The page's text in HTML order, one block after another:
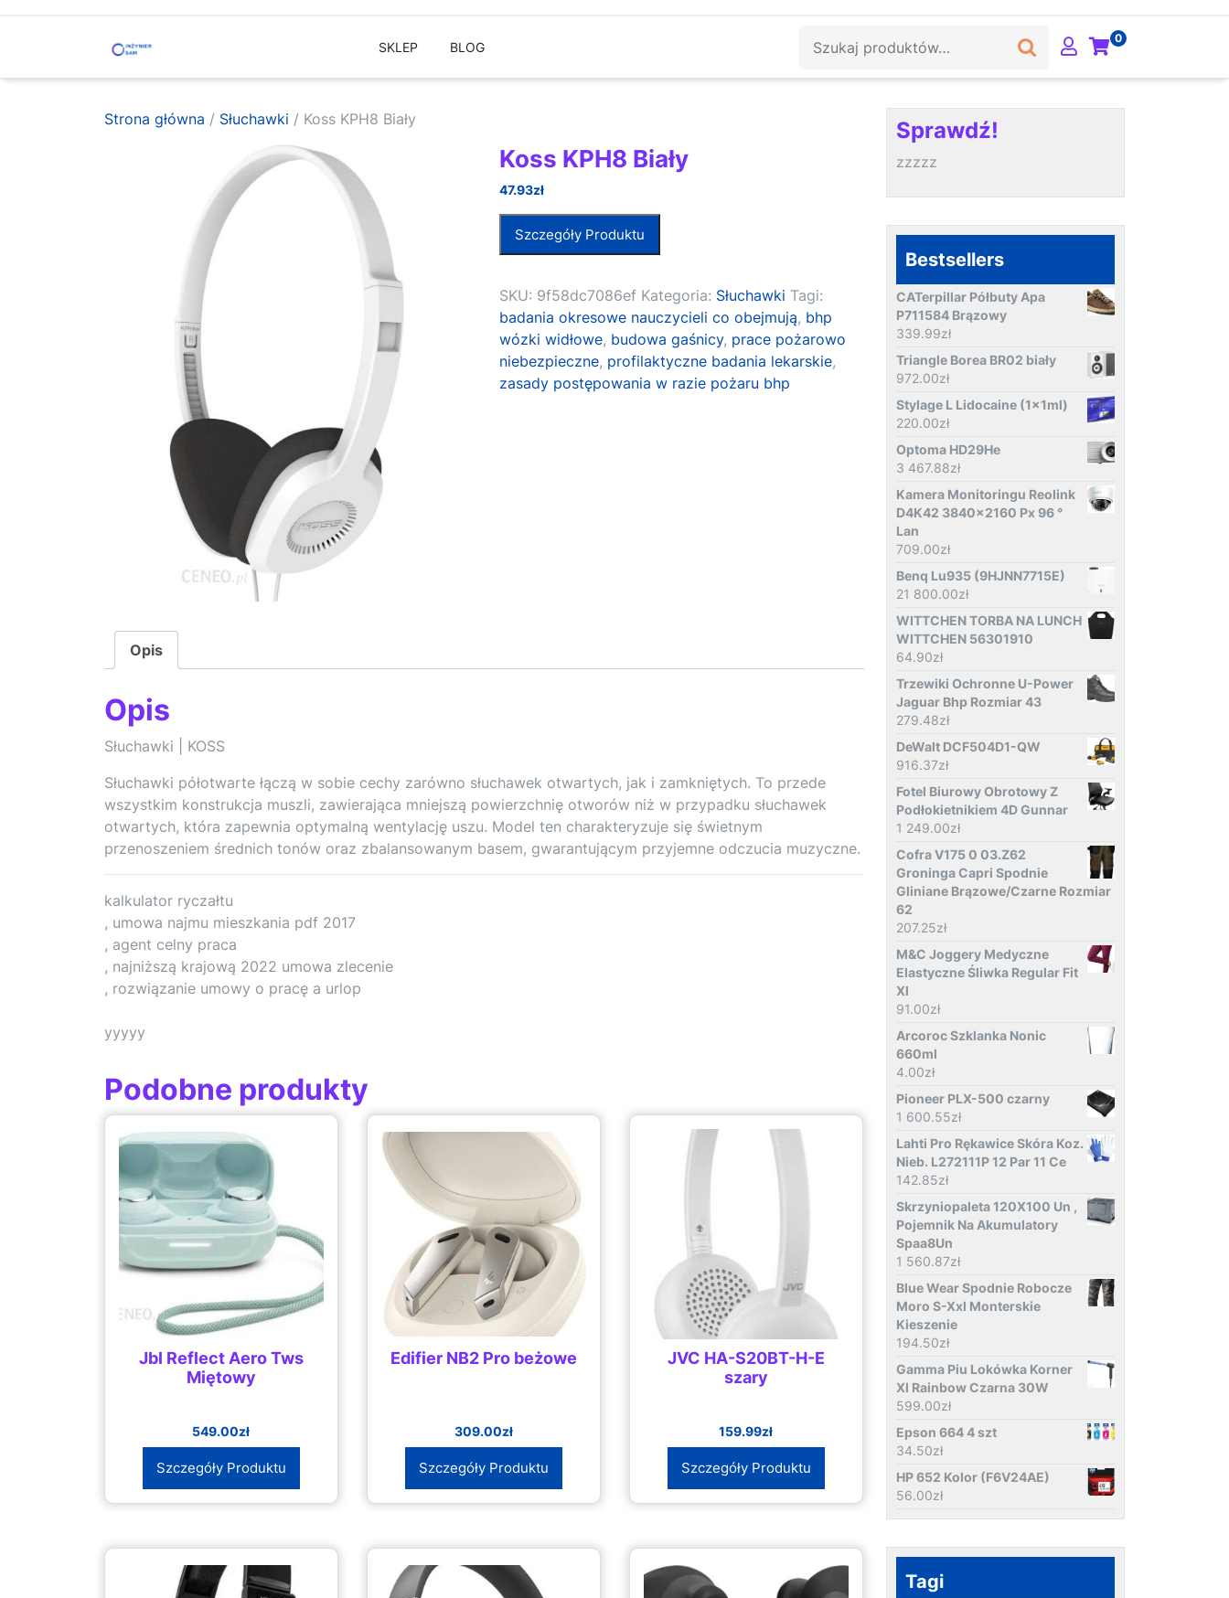
SKLEP BLOG
0
Strona główna / Słuchawki / Koss KPH8 Biały
Koss KPH8 Biały
47.93zł
Szczegóły Produktu
SKU: 9f58dc7086ef Kategoria: Słuchawki Tagi:
badania okresowe nauczycieli co obejmują, bhp
wózki widłowe, budowa gaśnicy, prace pożarowo
niebezpieczne, profilaktyczne badania lekarskie,
zasady postępowania w razie pożaru bhp
Opis
Opis
Słuchawki | KOSS
Słuchawki półotwarte łączą w sobie cechy zarówno słuchawek otwartych, jak i zamkniętych. To przede
wszystkim konstrukcja muszli, zawierająca mniejszą powierzchnię otworów niż w przypadku słuchawek
otwartych, która zapewnia optymalną wentylację uszu. Model ten charakteryzuje się świetnym
przenoszeniem średnich tonów oraz zbalansowanym basem, gwarantującym przyjemne odczucia muzyczne.
kalkulator ryczałtu
, umowa najmu mieszkania pdf 2017
, agent celny praca
, najniższą krajową 2022 umowa zlecenie
, rozwiązanie umowy o pracę a urlop
yyyyy
Podobne produkty
Jbl Reflect Aero Tws
Miętowy
549.00zł
Szczegóły Produktu
Edifier NB2 Pro beżowe
309.00zł
Szczegóły Produktu
JVC HA-S20BT-H-E
szary
159.99zł
Szczegóły Produktu
Sprawdź!
zzzzz
Bestsellers
CATerpillar Półbuty Apa
P711584 Brązowy
339.99zł
Triangle Borea BR02 biały
972.00zł
Stylage L Lidocaine (1x1ml)
220.00zł
Optoma HD29He
3 467.88zł
Kamera Monitoringu Reolink
D4K42 3840x2160 Px 96 °
Lan
709.00zł
Benq Lu935 (9HJNN7715E)
21 800.00zł
WITTCHEN TORBA NA LUNCH
WITTCHEN 56301910
64.90zł
Trzewiki Ochronne U-Power
Jaguar Bhp Rozmiar 43
279.48zł
DeWalt DCF504D1-QW
916.37zł
Fotel Biurowy Obrotowy Z
Podłokietnikiem 4D Gunnar
1 249.00zł
Cofra V175 0 03.Z62
Groninga Capri Spodnie
Gliniane Brązowe/Czarne Rozmiar
62
207.25zł
M&C Joggery Medyczne
Elastyczne Śliwka Regular Fit
Xl
91.00zł
Arcoroc Szklanka Nonic
660ml
4.00zł
Pioneer PLX-500 czarny
1 600.55zł
Lahti Pro Rękawice Skóra Koz.
Nieb. L272111P 12 Par 11 Ce
142.85zł
Skrzyniopaleta 120X100 Un ,
Pojemnik Na Akumulatory
Spaa8Un
1 560.87zł
Blue Wear Spodnie Robocze
Moro S-Xxl Monterskie
Kieszenie
194.50zł
Gamma Piu Lokówka Korner
Xl Rainbow Czarna 30W
599.00zł
Epson 664 4 szt
34.50zł
HP 652 Kolor (F6V24AE)
56.00zł
Tagi